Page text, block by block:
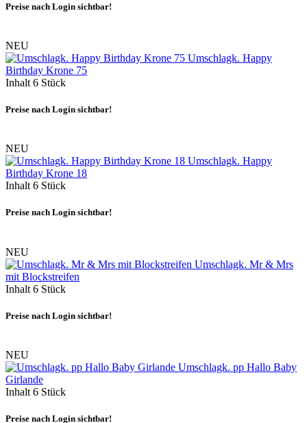
Preise nach Login sichtbar!
NEU
Umschlagk. Happy
Birthday Krone 75
Inhalt 6 Stück
Preise nach Login sichtbar!
NEU
Umschlagk. Happy
Birthday Krone 18
Inhalt 6 Stück
Preise nach Login sichtbar!
NEU
Umschlagk. Mr & Mrs
mit Blockstreifen
Inhalt 6 Stück
Preise nach Login sichtbar!
NEU
Umschlagk. pp Hallo Baby
Girlande
Inhalt 6 Stück
Preise nach Login sichtbar!